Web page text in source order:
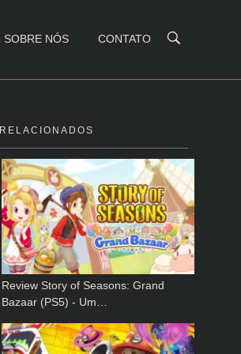
SOBRE NÓS CONTATO
RELACIONADOS
Review Story of Seasons: Grand
Bazaar (PS5) - Um…